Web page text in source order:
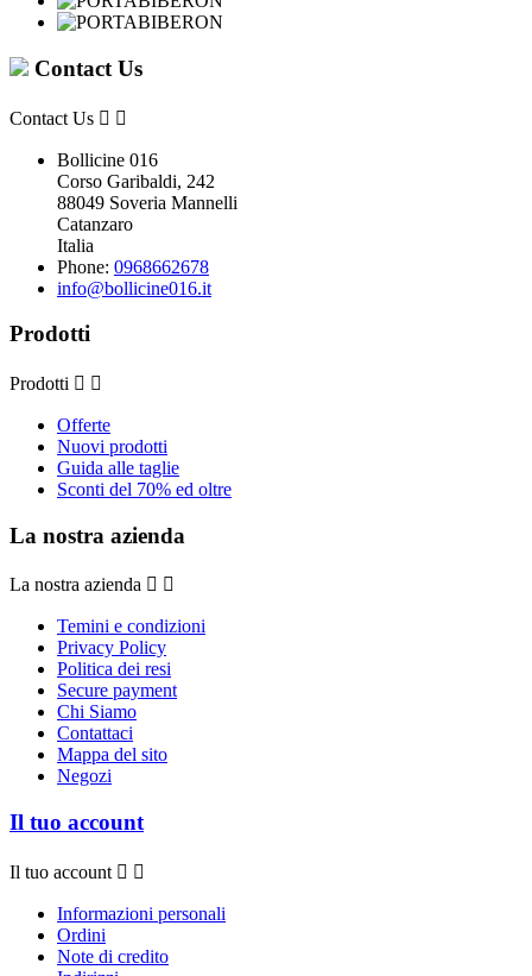
Contact Us
Contact Us  
Bollicine 016
Corso Garibaldi, 242
88049 Soveria Mannelli
Catanzaro
Italia
Phone: 0968662678
info@bollicine016.it
Prodotti
Prodotti  
Offerte
Nuovi prodotti
Guida alle taglie
Sconti del 70% ed oltre
La nostra azienda
La nostra azienda  
Temini e condizioni
Privacy Policy
Politica dei resi
Secure payment
Chi Siamo
Contattaci
Mappa del sito
Negozi
Il tuo account
Il tuo account  
Informazioni personali
Ordini
Note di credito